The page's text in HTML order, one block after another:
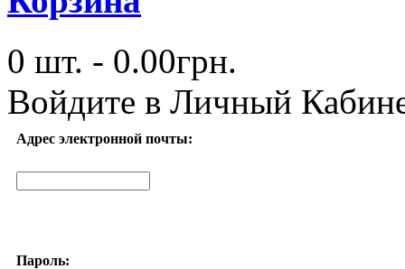
0 шт. - 0.00грн.
Войдите в Личный
Адрес электронной почты:
Пароль: